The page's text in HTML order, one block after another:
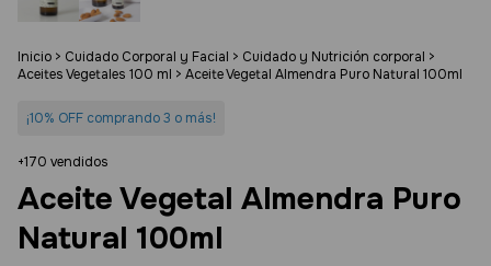
Inicio > Cuidado Corporal y Facial > Cuidado y Nutrición corporal >
Aceites Vegetales 100 ml > Aceite Vegetal Almendra Puro Natural 100ml
¡10% OFF comprando 3 o más!
+170 vendidos
Aceite Vegetal Almendra Puro
Natural 100ml